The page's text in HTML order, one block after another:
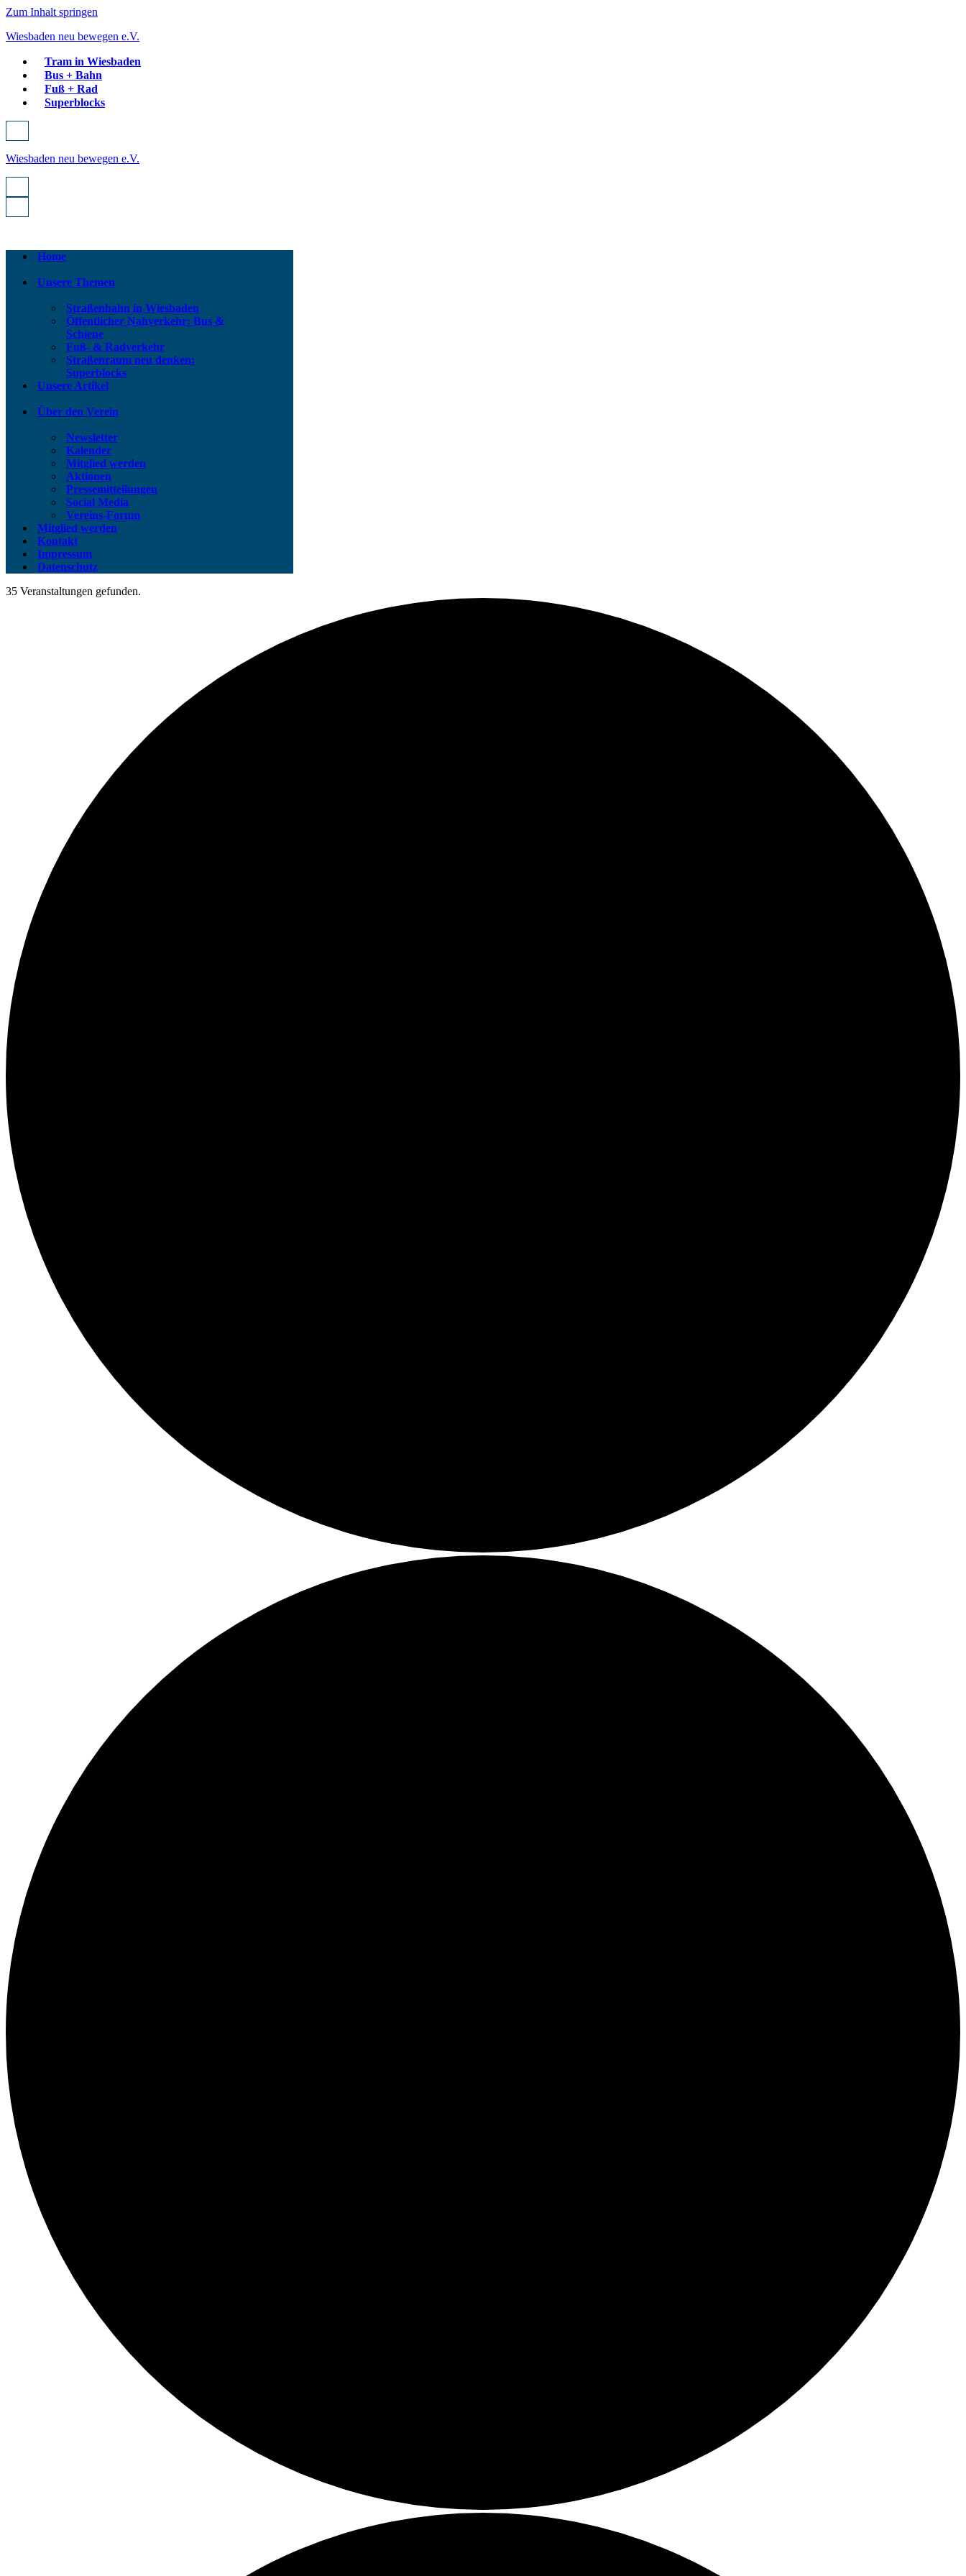
Zum Inhalt springen
Wiesbaden neu bewegen e.V.
Tram in Wiesbaden
Bus + Bahn
Fuß + Rad
Superblocks
Navigationsmenü
Wiesbaden neu bewegen e.V.
Navigationsmenü
Navigationsmenü
Home
Unsere Themen
Straßenbahn in Wiesbaden
Öffentlicher Nahverkehr: Bus &
Schiene
Fuß- & Radverkehr
Straßenraum neu denken:
Superblocks
Unsere Artikel
Über den Verein
Newsletter
Kalender
Mitglied werden
Aktionen
Pressemitteilungen
Social Media
Vereins-Forum
Mitglied werden
Kontakt
Impressum
Datenschutz
35 Veranstaltungen gefunden.